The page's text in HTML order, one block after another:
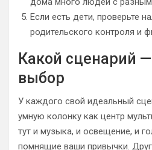
Если есть дети, проверьте
родительского контроля и
Какой сценарий
выбор
У каждого свой идеальный
умную колонку как центр
тут и музыка, и освещение, и
помнящие ваши привычки.